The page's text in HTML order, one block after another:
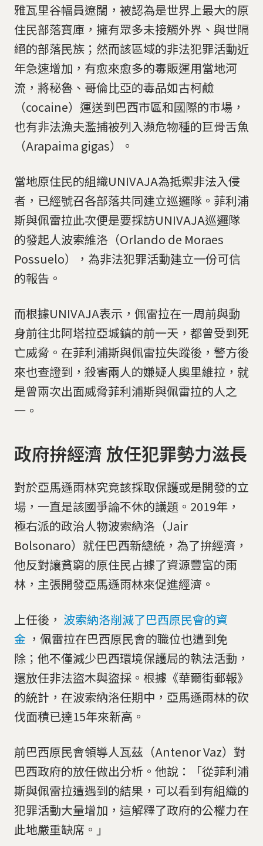
在巴西警力還未出動搜救時，UNIVAJA的原住民成員主
動從早上6點至晚上6點，在亞馬遜雨林北阿塔拉亞城鎮
至雅瓦里谷的區域，協助搜尋菲利浦斯與佩雷拉的下落。
（點擊右側看更多）
路透社 / 達志影像
雅瓦里谷幅員遼闊，被認為是世界上最大的原
住民部落寶庫，擁有眾多未接觸外界、與世隔
絕的部落民族；然而該區域的非法犯罪活動近
年急速增加，有愈來愈多的毒販運用當地河
流，將秘魯、哥倫比亞的毒品如古柯鹼
（cocaine）運送到巴西市區和國際的市場，
也有非法漁夫濫捕被列入瀕危物種的巨骨舌魚
（Arapaima gigas）。
當地原住民的組織UNIVAJA為抵禦非法入侵
者，已經號召各部落共同建立巡邏隊。菲利浦
斯與佩雷拉此次便是要採訪UNIVAJA巡邏隊
的發起人波索維洛（Orlando de Moraes
Possuelo），為非法犯罪活動建立一份可信
的報告。
而根據UNIVAJA表示，佩雷拉在一周前與動
身前往北阿塔拉亞城鎮的前一天，都曾受到死
亡威脅。在菲利浦斯與佩雷拉失蹤後，警方後
來也查證到，殺害兩人的嫌疑人奧里維拉，就
是曾兩次出面威脅菲利浦斯與佩雷拉的人之
一。
政府拚經濟 放任犯罪勢力滋長
對於亞馬遜雨林究竟該採取保護或是開發的立
場，一直是該國爭論不休的議題。2019年，
極右派的政治人物波索納洛（Jair
Bolsonaro）就任巴西新總統，為了拚經濟，
他反對讓貧窮的原住民占據了資源豐富的雨
林，主張開發亞馬遜雨林來促進經濟。
上任後， 波索納洛削減了巴西原民會的資
金 ，佩雷拉在巴西原民會的職位也遭到免
除；他不僅減少巴西環境保護局的執法活動，
還放任非法盜木與盜採。根據《華爾街郵報》
的統計，在波索納洛任期中，亞馬遜雨林的砍
伐面積已達15年來新高。
前巴西原民會領導人瓦茲（Antenor Vaz）對
巴西政府的放任做出分析。他說：「從菲利浦
斯與佩雷拉遭遇到的結果，可以看到有組織的
犯罪活動大量增加，這解釋了政府的公權力在
此地嚴重缺席。」